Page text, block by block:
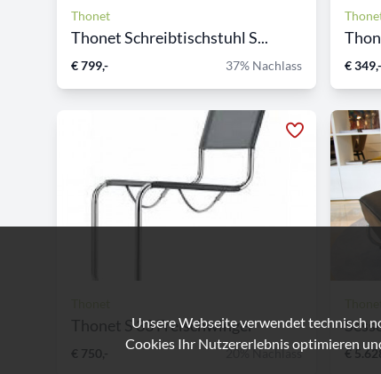
Thonet
Thonet Schreibtischstuhl S...
€ 799,- 37% Nachlass € 349,-
Thonet S 33 Freischwinger
€ 750,- 20% Nachlass €
Unsere Webseite verwendet technisch
Cookies Ihr Nutzererlebnis optimieren